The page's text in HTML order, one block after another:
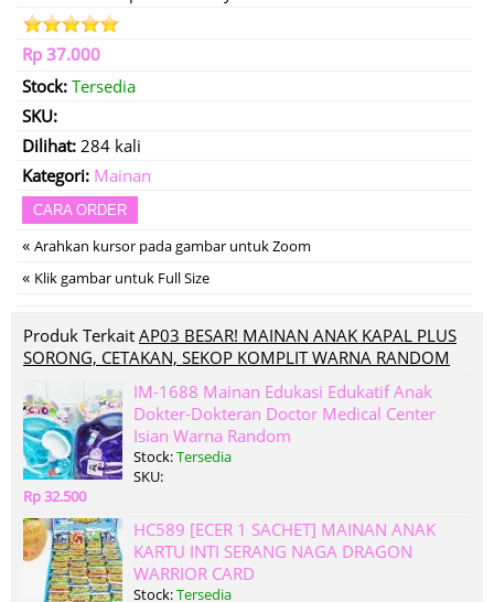
Rp 37.000
Stock: Tersedia
SKU:
Dilihat: 284 kali
Kategori: Mainan
CARA ORDER
« Arahkan kursor pada gambar untuk Zoom
« Klik gambar untuk Full Size
Produk Terkait AP03 BESAR! MAINAN ANAK KAPAL PLUS
SORONG, CETAKAN, SEKOP KOMPLIT WARNA RANDOM
IM-1688 Mainan Edukasi Edukatif Anak
Dokter-Dokteran Doctor Medical Center
Isian Warna Random
Stock:Tersedia
SKU:
Rp 32.500
HC589 [ECER 1 SACHET] MAINAN ANAK
KARTU INTI SERANG NAGA DRAGON
WARRIOR CARD
Stock:Tersedia